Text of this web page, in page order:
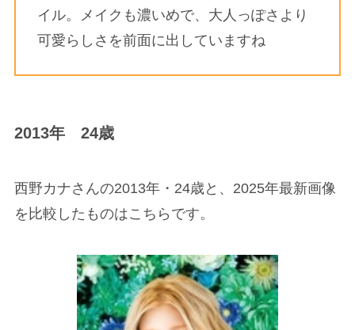
イル。メイクも濃いめで、大人っぽさより
可愛らしさを前面に出していますね
2013年 24歳
西野カナさんの2013年・24歳と、2025年最新画像
を比較したものはこちらです。